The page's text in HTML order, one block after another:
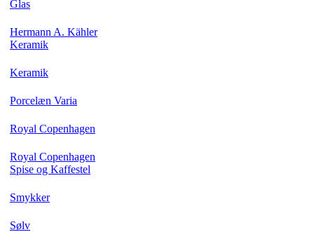
Glas
Hermann A. Kähler
Keramik
Keramik
Porcelæn Varia
Royal Copenhagen
Royal Copenhagen
Spise og Kaffestel
Smykker
Sølv